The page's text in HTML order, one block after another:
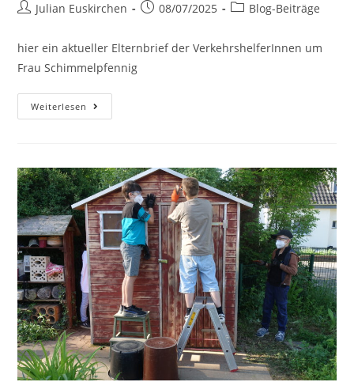
Julian Euskirchen 08/07/2025 Blog-Beiträge
hier ein aktueller Elternbrief der VerkehrshelferInnen um
Frau Schimmelpfennig
Weiterlesen